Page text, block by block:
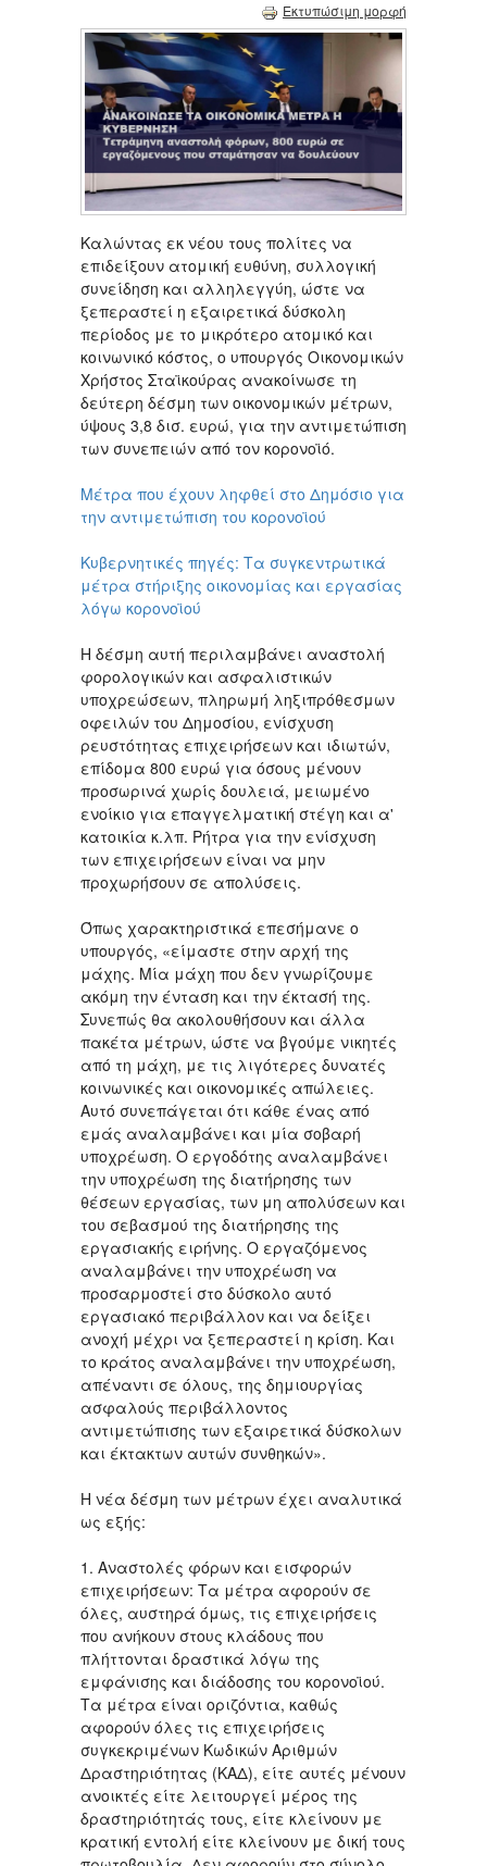
Εκτυπώσιμη μορφή
Καλώντας εκ νέου τους πολίτες να
επιδείξουν ατομική ευθύνη, συλλογική
συνείδηση και αλληλεγγύη, ώστε να
ξεπεραστεί η εξαιρετικά δύσκολη
περίοδος με το μικρότερο ατομικό και
κοινωνικό κόστος, ο υπουργός Οικονομικών
Χρήστος Σταϊκούρας ανακοίνωσε τη
δεύτερη δέσμη των οικονομικών μέτρων,
ύψους 3,8 δισ. ευρώ, για την αντιμετώπιση
των συνεπειών από τον κορονοϊό.
Μέτρα που έχουν ληφθεί στο Δημόσιο για
την αντιμετώπιση του κορονοϊού
Κυβερνητικές πηγές: Τα συγκεντρωτικά
μέτρα στήριξης οικονομίας και εργασίας
λόγω κορονοϊού
Η δέσμη αυτή περιλαμβάνει αναστολή
φορολογικών και ασφαλιστικών
υποχρεώσεων, πληρωμή ληξιπρόθεσμων
οφειλών του Δημοσίου, ενίσχυση
ρευστότητας επιχειρήσεων και ιδιωτών,
επίδομα 800 ευρώ για όσους μένουν
προσωρινά χωρίς δουλειά, μειωμένο
ενοίκιο για επαγγελματική στέγη και α'
κατοικία κ.λπ. Ρήτρα για την ενίσχυση
των επιχειρήσεων είναι να μην
προχωρήσουν σε απολύσεις.
Όπως χαρακτηριστικά επεσήμανε ο
υπουργός, «είμαστε στην αρχή της
μάχης. Μία μάχη που δεν γνωρίζουμε
ακόμη την ένταση και την έκτασή της.
Συνεπώς θα ακολουθήσουν και άλλα
πακέτα μέτρων, ώστε να βγούμε νικητές
από τη μάχη, με τις λιγότερες δυνατές
κοινωνικές και οικονομικές απώλειες.
Αυτό συνεπάγεται ότι κάθε ένας από
εμάς αναλαμβάνει και μία σοβαρή
υποχρέωση. Ο εργοδότης αναλαμβάνει
την υποχρέωση της διατήρησης των
θέσεων εργασίας, των μη απολύσεων και
του σεβασμού της διατήρησης της
εργασιακής ειρήνης. Ο εργαζόμενος
αναλαμβάνει την υποχρέωση να
προσαρμοστεί στο δύσκολο αυτό
εργασιακό περιβάλλον και να δείξει
ανοχή μέχρι να ξεπεραστεί η κρίση. Και
το κράτος αναλαμβάνει την υποχρέωση,
απέναντι σε όλους, της δημιουργίας
ασφαλούς περιβάλλοντος
αντιμετώπισης των εξαιρετικά δύσκολων
και έκτακτων αυτών συνθηκών».
Η νέα δέσμη των μέτρων έχει αναλυτικά
ως εξής:
1. Αναστολές φόρων και εισφορών
επιχειρήσεων: Τα μέτρα αφορούν σε
όλες, αυστηρά όμως, τις επιχειρήσεις
που ανήκουν στους κλάδους που
πλήττονται δραστικά λόγω της
εμφάνισης και διάδοσης του κορoνοϊού.
Τα μέτρα είναι οριζόντια, καθώς
αφορούν όλες τις επιχειρήσεις
συγκεκριμένων Κωδικών Αριθμών
Δραστηριότητας (ΚΑΔ), είτε αυτές μένουν
ανοικτές είτε λειτουργεί μέρος της
δραστηριότητάς τους, είτε κλείνουν με
κρατική εντολή είτε κλείνουν με δική τους